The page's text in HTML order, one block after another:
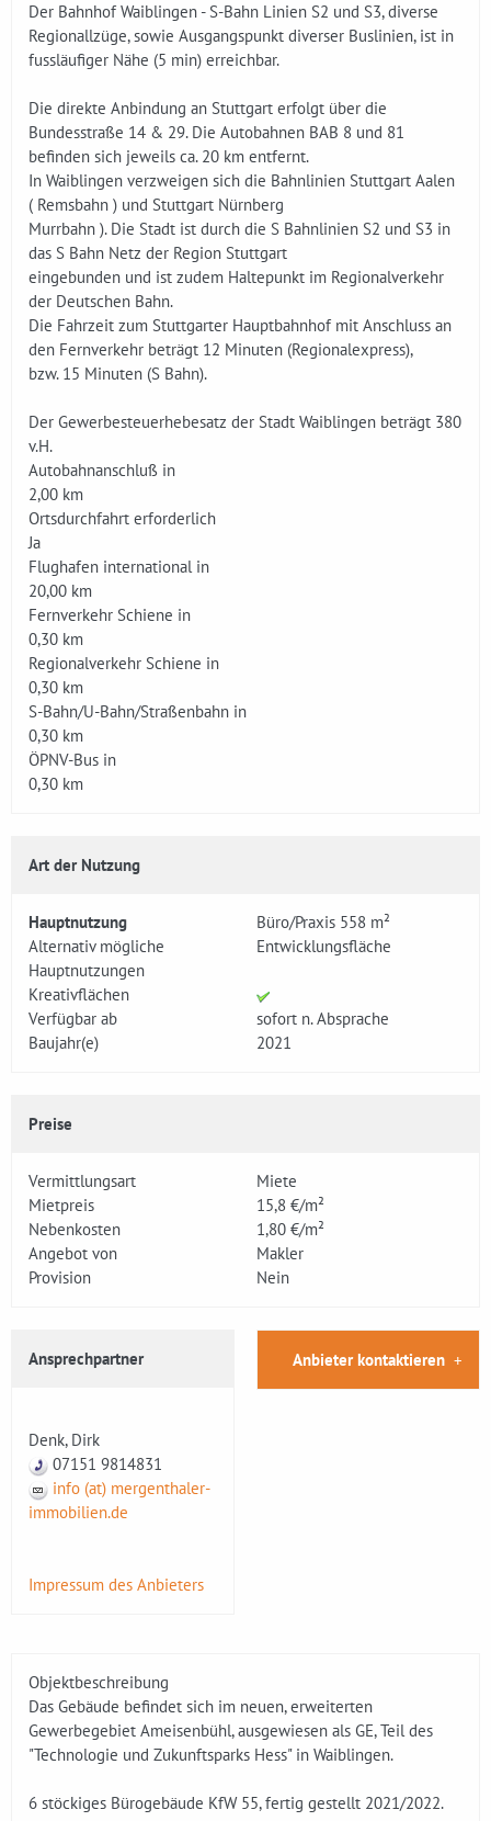
Der Bahnhof Waiblingen - S-Bahn Linien S2 und S3, diverse
Regionallzüge, sowie Ausgangspunkt diverser Buslinien, ist in
fussläufiger Nähe (5 min) erreichbar.
Die direkte Anbindung an Stuttgart erfolgt über die
Bundesstraße 14 & 29. Die Autobahnen BAB 8 und 81
befinden sich jeweils ca. 20 km entfernt.
In Waiblingen verzweigen sich die Bahnlinien Stuttgart Aalen
( Remsbahn ) und Stuttgart Nürnberg
Murrbahn ). Die Stadt ist durch die S Bahnlinien S2 und S3 in
das S Bahn Netz der Region Stuttgart
eingebunden und ist zudem Haltepunkt im Regionalverkehr
der Deutschen Bahn.
Die Fahrzeit zum Stuttgarter Hauptbahnhof mit Anschluss an
den Fernverkehr beträgt 12 Minuten (Regionalexpress),
bzw. 15 Minuten (S Bahn).
Der Gewerbesteuerhebesatz der Stadt Waiblingen beträgt 380
v.H.
Autobahnanschluß in
2,00 km
Ortsdurchfahrt erforderlich
Ja
Flughafen international in
20,00 km
Fernverkehr Schiene in
0,30 km
Regionalverkehr Schiene in
0,30 km
S-Bahn/U-Bahn/Straßenbahn in
0,30 km
ÖPNV-Bus in
0,30 km
Art der Nutzung
Hauptnutzung
Büro/Praxis 558 m²
Alternativ mögliche
Hauptnutzungen
Entwicklungsfläche
Kreativflächen
Verfügbar ab
sofort n. Absprache
Baujahr(e)
2021
Preise
Vermittlungsart
Miete
Mietpreis
15,8 €/m²
Nebenkosten
1,80 €/m²
Angebot von
Makler
Provision
Nein
Ansprechpartner
Denk, Dirk
07151 9814831
info (at) mergenthaler-
immobilien.de
Impressum des Anbieters
Anbieter kontaktieren
Objektbeschreibung
Das Gebäude befindet sich im neuen, erweiterten
Gewerbegebiet Ameisenbühl, ausgewiesen als GE, Teil des
"Technologie und Zukunftsparks Hess" in Waiblingen.
6 stöckiges Bürogebäude KfW 55, fertig gestellt 2021/2022.